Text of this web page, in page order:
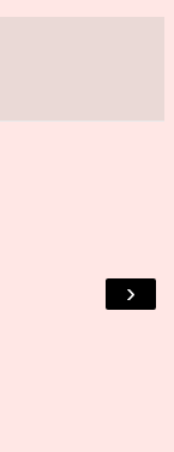
›